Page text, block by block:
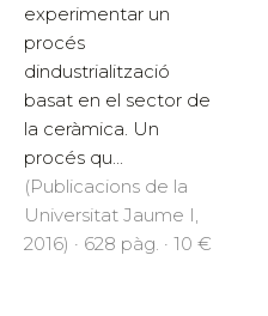
experimentar un
procés
dindustrialització
basat en el sector de
la ceràmica. Un
procés qu...
(Publicacions de la
Universitat Jaume I,
2016) · 628 pàg. · 10 €